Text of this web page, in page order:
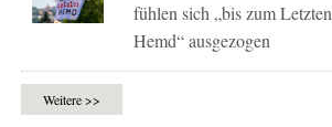
fühlen sich „bis zum Letzten
Hemd“ ausgezogen
Weitere >>